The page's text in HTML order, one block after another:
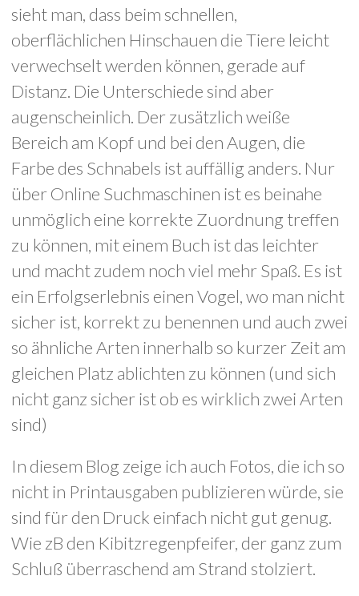
sieht man, dass beim schnellen,
oberflächlichen Hinschauen die Tiere leicht
verwechselt werden können, gerade auf
Distanz. Die Unterschiede sind aber
augenscheinlich. Der zusätzlich weiße
Bereich am Kopf und bei den Augen, die
Farbe des Schnabels ist auffällig anders. Nur
über Online Suchmaschinen ist es beinahe
unmöglich eine korrekte Zuordnung treffen
zu können, mit einem Buch ist das leichter
und macht zudem noch viel mehr Spaß. Es ist
ein Erfolgserlebnis einen Vogel, wo man nicht
sicher ist, korrekt zu benennen und auch zwei
so ähnliche Arten innerhalb so kurzer Zeit am
gleichen Platz ablichten zu können (und sich
nicht ganz sicher ist ob es wirklich zwei Arten
sind)
In diesem Blog zeige ich auch Fotos, die ich so
nicht in Printausgaben publizieren würde, sie
sind für den Druck einfach nicht gut genug.
Wie zB den Kibitzregenpfeifer, der ganz zum
Schluß überraschend am Strand stolziert.